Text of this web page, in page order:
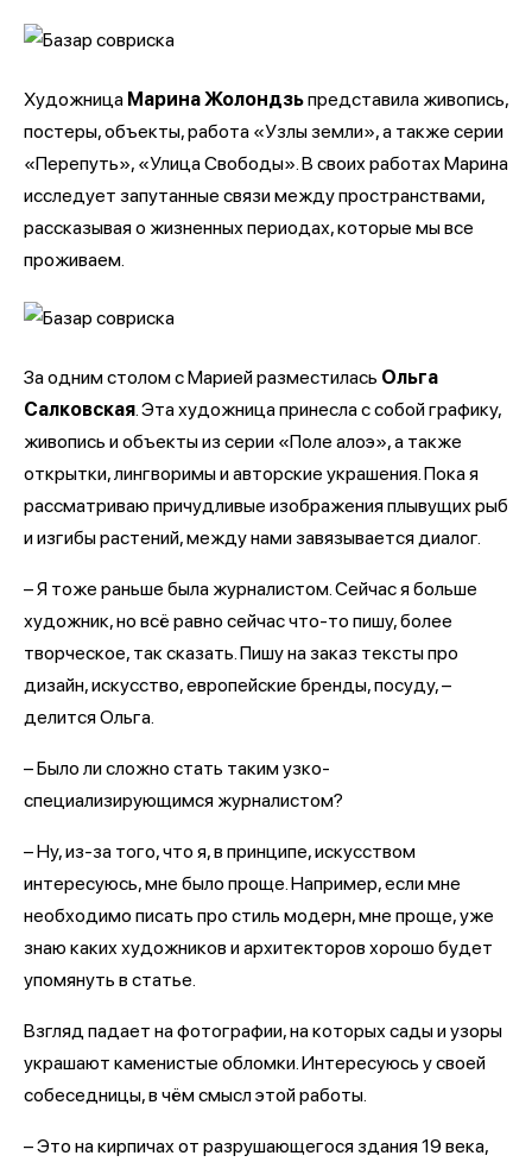
Художница Марина Жолондзьпредставила живопись,
постеры, объекты, работа «Узлы земли», а также серии
«Перепуть», «Улица Свободы». В своих работах Марина
исследует запутанные связи между пространствами,
рассказывая о жизненных периодах, которые мы все
проживаем.
За одним столом с Марией разместилась Ольга
Салковская . Эта художница принесла с собой графику,
живопись и объекты из серии «Поле алоэ», а также
открытки, лингворимы и авторские украшения. Пока я
рассматриваю причудливые изображения плывущих рыб
и изгибы растений, между нами завязывается диалог.
– Я тоже раньше была журналистом. Сейчас я больше
художник, но всё равно сейчас что-то пишу, более
творческое, так сказать. Пишу на заказ тексты про
дизайн, искусство, европейские бренды, посуду, –
делится Ольга.
– Было ли сложно стать таким узко-
специализирующимся журналистом?
– Ну, из-за того, что я, в принципе, искусством
интересуюсь, мне было проще. Например, если мне
необходимо писать про стиль модерн, мне проще, уже
знаю каких художников и архитекторов хорошо будет
упомянуть в статье.
Взгляд падает на фотографии, на которых сады и узоры
украшают каменистые обломки. Интересуюсь у своей
собеседницы, в чём смысл этой работы.
– Это на кирпичах от разрушающегося здания 19 века,